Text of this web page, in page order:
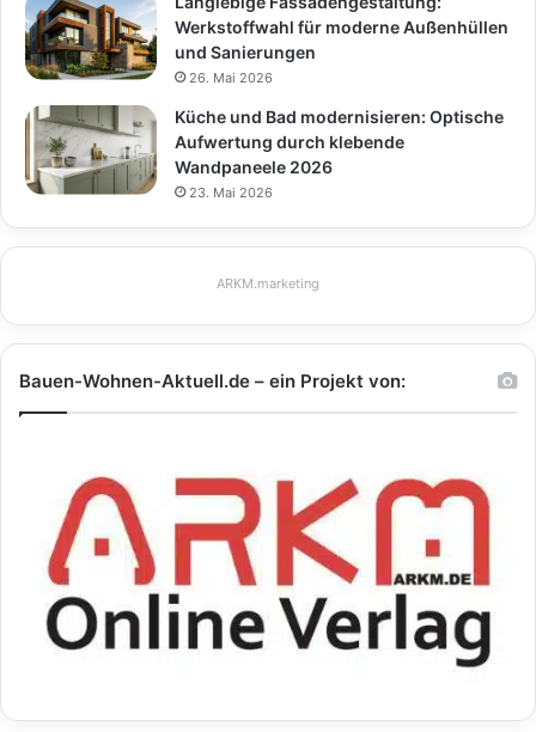
Werkstoffwahl für moderne Außenhüllen
und Sanierungen
26. Mai 2026
Küche und Bad modernisieren: Optische
Aufwertung durch klebende
Wandpaneele 2026
23. Mai 2026
ARKM.marketing
Bauen-Wohnen-Aktuell.de – ein Projekt von: